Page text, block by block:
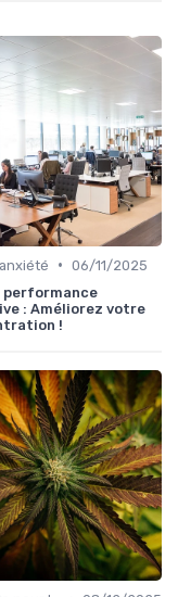
• 06/11/2025
performance
: Améliorez votre
!